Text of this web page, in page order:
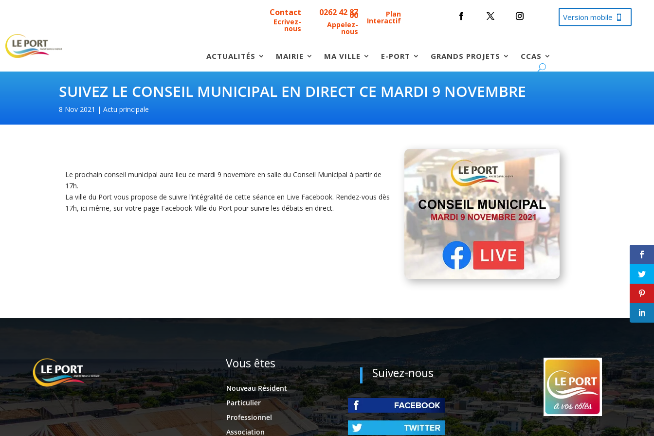
Contact
Ecrivez-
nous
0262 42 87
00
Appelez-
nous
Plan
Interactif Version mobile
ACTUALITÉS MAIRIE MA VILLE E-PORT GRANDS PROJETS CCAS
SUIVEZ LE CONSEIL MUNICIPAL EN DIRECT CE MARDI 9 NOVEMBRE
8 Nov 2021 Actu principale
Le prochain conseil municipal aura lieu ce mardi 9 novembre en salle du Conseil Municipal à partir de
17h.
La ville du Port vous propose de suivre l’intégralité de cette séance en Live Facebook. Rendez-vous dès
17h, ici même, sur votre page Facebook-Ville du Port pour suivre les débats en direct.
Vous êtes
Nouveau Résident
Particulier
Professionnel
Association
Suivez-nous